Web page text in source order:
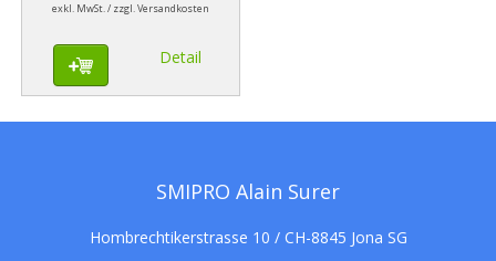
exkl. MwSt. / zzgl. Versandkosten
Detail
SMIPRO Alain Surer
Hombrechtikerstrasse 10 / CH-8845 Jona SG